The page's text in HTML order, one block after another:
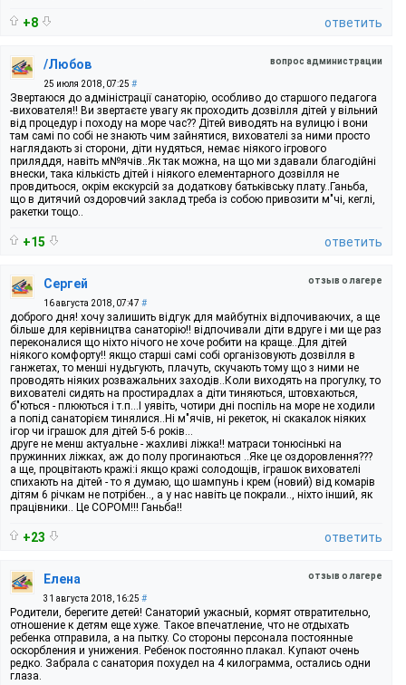
+8 ответить
вопрос администрации
/Любов
25 июля 2018, 07:25 #
Звертаюся до адміністрації санаторію, особливо до старшого педагога
-вихователя!! Ви звертаєте увагу як проходить дозвілля дітей у вільний
від процедур і походу на море час?? Дітей виводять на вулицю і вони
там самі по собі не знають чим зайнятися, вихователі за ними просто
наглядають зі сторони, діти нудяться, немає ніякого ігрового
приляддя, навіть м№ячів..Як так можна, на що ми здавали благодійні
внески, така кількість дітей і ніякого елементарного дозвілля не
провдитьося, окрім екскурсій за додаткову батьківську плату..Ганьба,
що в дитячий оздоровчий заклад треба із собою привозити м"чі, кеглі,
ракетки тощо..
+15 ответить
отзыв о лагере
Сергей
16 августа 2018, 07:47 #
доброго дня! хочу залишить відгук для майбутніх відпочиваючих, а ще
більше для керівництва санаторію!! відпочивали діти вдруге і ми ще раз
переконалися що ніхто нічого не хоче робити на краще..Для дітей
ніякого комфорту!! якщо старші самі собі організовують дозвілля в
ганжетах, то менші нудьгують, плачуть, скучають тому що з ними не
проводять ніяких розважальних заходів..Коли виходять на прогулку, то
вихователі сидять на простирадлах а діти тиняються, штовхаються,
б"ються - плюються і т.п...І уявіть, чотири дні поспіль на море не ходили
а попід санаторієм тинялися..Ні м"ячів, ні рекеток, ні скакалок ніяких
ігор чи іграшок для дітей 5-6 років...
друге не менш актуальне - жахливі ліжка!! матраси тонюсінькі на
пружинних ліжках, аж до полу прогинаються ..Яке це оздоровлення???
а ще, процвітають кражі:і якщо кражі солодощів, іграшок вихователі
спихають на дітей - то я думаю, що шампунь і крем (новий) від комарів
дітям 6 річкам не потрібен.., а у нас навіть це покрали.., ніхто інший, як
працівники.. Це СОРОМ!!! Ганьба!!
+23 ответить
отзыв о лагере
Елена
31 августа 2018, 16:25 #
Родители, берегите детей! Санаторий ужасный, кормят отвратительно,
отношение к детям еще хуже. Такое впечатление, что не отдыхать
ребенка отправила, а на пытку. Со стороны персонала постоянные
оскорбления и унижения. Ребенок постоянно плакал. Купают очень
редко. Забрала с санатория похудел на 4 килограмма, остались одни
глаза.